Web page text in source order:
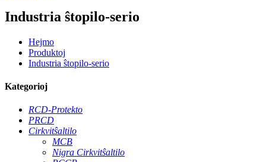
Industria ŝtopilo-serio
Hejmo
Produktoj
Industria ŝtopilo-serio
Kategorioj
RCD-Protekto
PRCD
Cirkvitŝaltilo
MCB
Nigra Cirkvitŝaltilo